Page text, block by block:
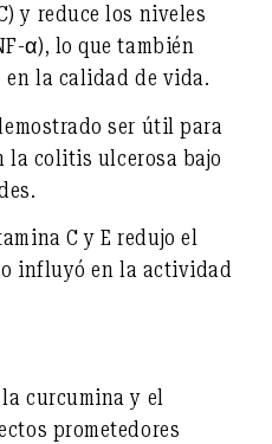
y reduce los niveles
α), lo que también
la calidad de vida.
ser útil para
la colitis ulcerosa bajo
C y E redujoel
influyó en la actividad
curcumina y el
prometedores